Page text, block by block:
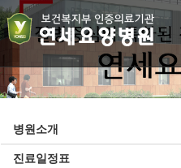
병원소개
진료일정표